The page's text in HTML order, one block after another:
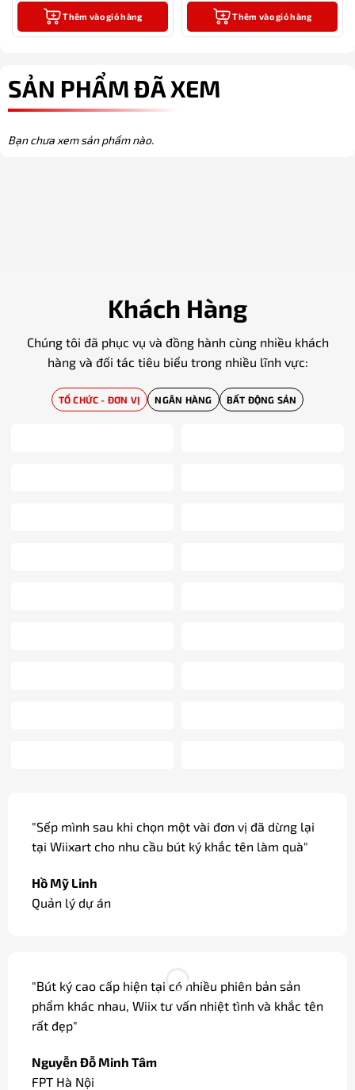
Thêm vào giỏ hàng Thêm vào giỏ hàng
SẢN PHẨM ĐÃ XEM
Bạn chưa xem sản phẩm nào.
Khách Hàng
Chúng tôi đã phục vụ và đồng hành cùng nhiều khách
hàng và đối tác tiêu biểu trong nhiều lĩnh vực:
TỔ CHỨC - ĐƠN VỊ NGÂN HÀNG BẤT ĐỘNG SẢN
"Sếp mình sau khi chọn một vài đơn vị đã dừng lại
tại Wiixart cho nhu cầu bút ký khắc tên làm quà"
Hồ Mỹ Linh
Quản lý dự án
"Bút ký cao cấp hiện tại có nhiều phiên bản sản
phẩm khác nhau, Wiix tư vấn nhiệt tình và khắc tên
rất đẹp"
Nguyễn Đỗ Minh Tâm
FPT Hà Nội